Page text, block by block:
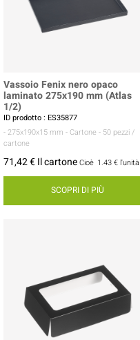
Vassoio Fenix nero opaco
laminato 275x190 mm (Atlas
1/2)
ID prodotto : ES35877
- 275x190x15 mm - Cartone - 50 pezzi /
cartone
71,42 € Il cartoneCioè 1.43 € l'unità
SCOPRI DI PIÙ